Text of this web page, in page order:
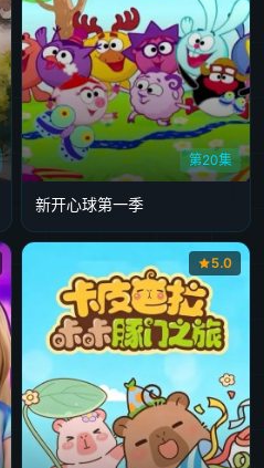
第20集
新开心球第一季
5.0